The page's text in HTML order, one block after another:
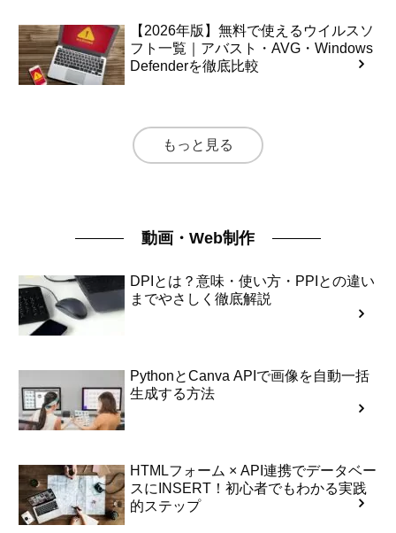
【2026年版】無料で使えるウイルスソ
フト一覧｜アバスト・AVG・Windows
Defenderを徹底比較
もっと見る
動画・Web制作
DPIとは？意味・使い方・PPIとの違い
までやさしく徹底解説
PythonとCanva APIで画像を自動一括
生成する方法
HTMLフォーム × API連携でデータベー
スにINSERT！初心者でもわかる実践
的ステップ